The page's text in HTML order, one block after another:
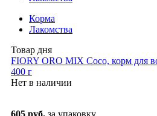
Корма
Лакомства
Товар дня
FIORY ORO MIX Coco, корм для
400 г
Нет в наличии